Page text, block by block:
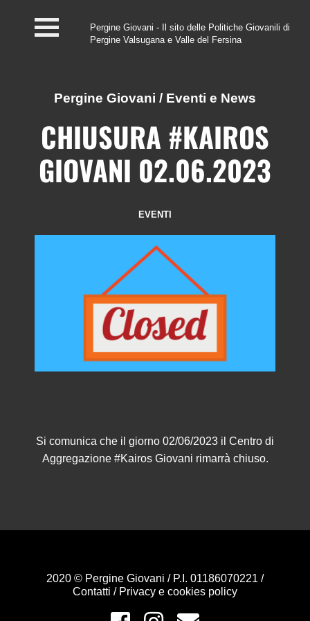
#InfoPoint
Centro #Kairos
PGZ Pergine e Valle
del Fersina
Eventi e News
Pergine Giovani - Il sito delle Politiche Giovanili di
Pergine Valsugana e Valle del Fersina
Pergine Giovani / Eventi e News
CHIUSURA #KAIROS
GIOVANI 02.06.2023
EVENTI
Si comunica che il giorno 02/06/2023 il Centro di
Aggregazione #Kairos Giovani rimarrà chiuso.
2020 © Pergine Giovani / P.I. 01186070221 /
Contatti / Privacy e cookies policy